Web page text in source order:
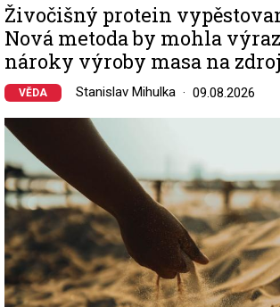
Živočišný protein
Nová metoda by mohla
nároky výroby masa na
VĚDA Stanislav Mihulka 09.08.2026
Image